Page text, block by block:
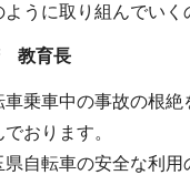
ように取り組んでいく
教育長
車乗車中の事故の根
おります。
県自転車の安全な利